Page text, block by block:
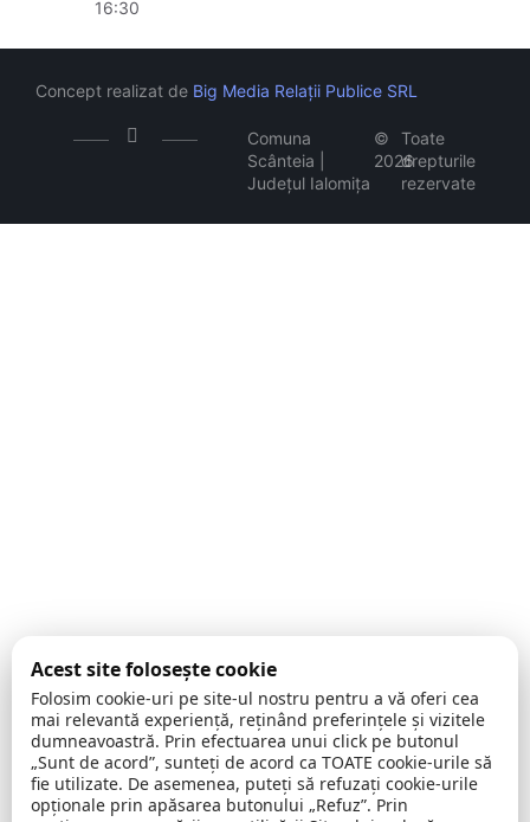
16:30
Comuna
Scânteia |
Județul Ialomița
©
2026
Toate
drepturile
rezervate
Concept realizat de Big Media Relații Publice SRL
Acest site folosește cookie
Folosim cookie-uri pe site-ul nostru pentru a vă oferi cea
mai relevantă experiență, reținând preferințele și vizitele
dumneavoastră. Prin efectuarea unui click pe butonul
„Sunt de acord”, sunteți de acord ca TOATE cookie-urile să
fie utilizate. De asemenea, puteți să refuzați cookie-urile
opționale prin apăsarea butonului „Refuz”. Prin